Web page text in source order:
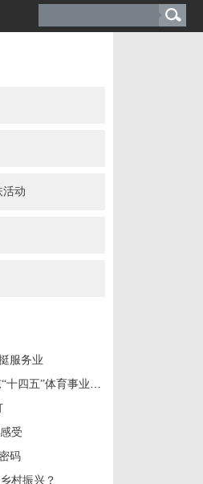
活动
服务业
（聚焦“十四五” 展现新担当）山东“十四五”体育事业多点开花
受
码
村振兴？